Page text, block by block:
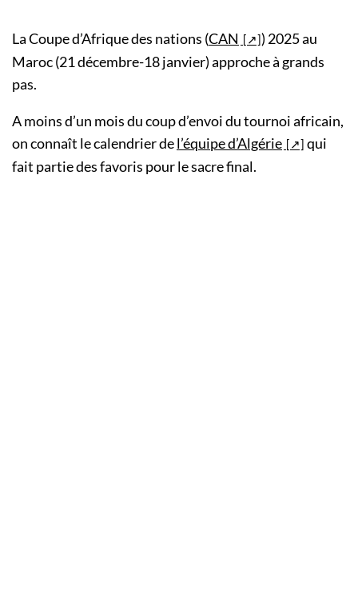
La Coupe d’Afrique des nations (CAN
) 2025 au
Maroc (21 décembre-18 janvier) approche à grands
pas.
A moins d’un mois du coup d’envoi du tournoi africain,
on connaît le calendrier del’équipe d’Algérie
qui
fait partie des favoris pour le sacre final.